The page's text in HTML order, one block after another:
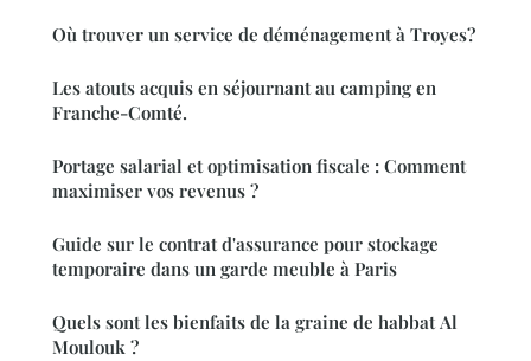
Où trouver un service de déménagement à Troyes?
Les atouts acquis en séjournant au camping en
Franche-Comté.
Portage salarial et optimisation fiscale : Comment
maximiser vos revenus ?
Guide sur le contrat d'assurance pour stockage
temporaire dans un garde meuble à Paris
Quels sont les bienfaits de la graine de habbat Al
Moulouk ?